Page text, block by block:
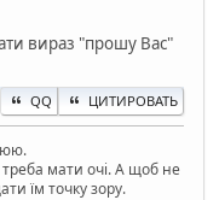
вираз "прошу Вас"
QQ ЦИТИРОВАТЬ
мати очі. А щоб не
їм точку зору.